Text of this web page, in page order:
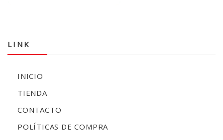
LINK
INICIO
TIENDA
CONTACTO
POLÍTICAS DE COMPRA